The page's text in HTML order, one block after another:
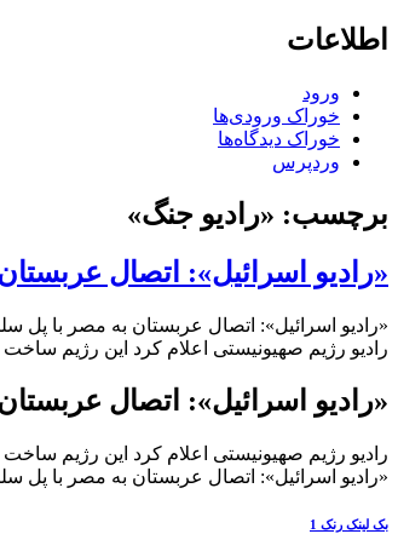
اطلاعات
ورود
خوراک ورودی‌ها
خوراک دیدگاه‌ها
وردپرس
برچسب: «رادیو جنگ»
«رادیو اسرائیل»: اتصال
«رادیو اسرائیل»: اتصال عربستان به مصر با پل
رادیو رژیم صهیونیستی اعلام کرد این رژیم
«رادیو اسرائیل»: اتصال
رادیو رژیم صهیونیستی اعلام کرد این رژیم
«رادیو اسرائیل»: اتصال عربستان به مصر با پل
بک لینک رنک 1